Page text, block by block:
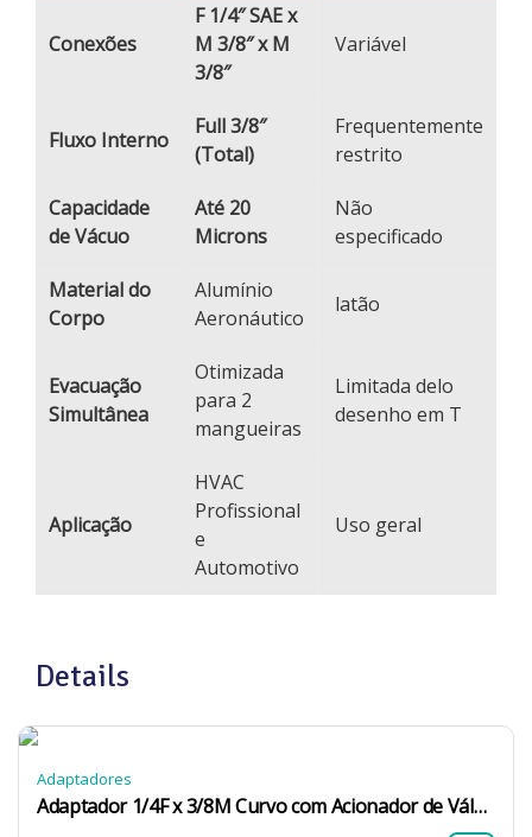
Conexões
F 1/4″ SAE x
M 3/8″ x M
3/8″
Variável
Fluxo Interno
Full 3/8″
(Total)
Frequentemente
restrito
Capacidade
de Vácuo
Até 20
Microns
Não
especificado
Material do
Corpo
Alumínio
Aeronáutico
latão
Evacuação
Simultânea
Otimizada
para 2
mangueiras
Limitada delo
desenho em T
Aplicação
HVAC
Profissional
e
Automotivo
Uso geral
Details
Adaptadores
Adaptador 1/4F x 3/8M Curvo com Acionador de Válvula 14F38M-ACS